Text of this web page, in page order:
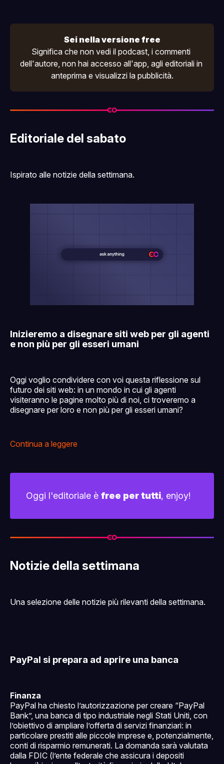
Sei nella versione free
Significa che non vedi il podcast, i commenti
dell'autore, non hai accesso all'app , agli editoriali in
anteprima e visualizzi la pubblicità.
Editoriale del sabato
Ispirato alle notizie della settimana.
Inizieremo a disegnare siti web per gli agenti
e non più per gli esseri umani
Oggi voglio condividere con voi questa riflessione sul
futuro dei siti web: in un mondo in cui gli agenti
visiteranno le pagine molto più di noi, ci troveremo a
disegnare per loro e non più per gli esseri umani?
Continua a leggere
Oggi l'editoriale è free per tutti, enjoy!
Notizie della settimana
Una selezione delle notizie più rilevanti della settimana.
PayPal si prepara ad aprire una banca
Finanza
PayPal ha chiesto l’autorizzazione per creare “PayPal
Bank”, una banca di tipo industriale negli Stati Uniti, con
l’obiettivo di ampliare l’offerta di servizi finanziari: in
particolare prestiti alle piccole imprese e, potenzialmente,
conti di risparmio remunerati. La domanda sarà valutata
dalla FDIC (l’ente federale che assicura i depositi